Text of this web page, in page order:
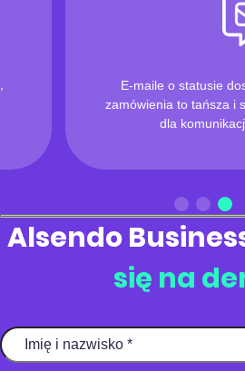
E-maile o statusie
zamówienia to tańsza i
dla komunikacji
Alsendo
się na